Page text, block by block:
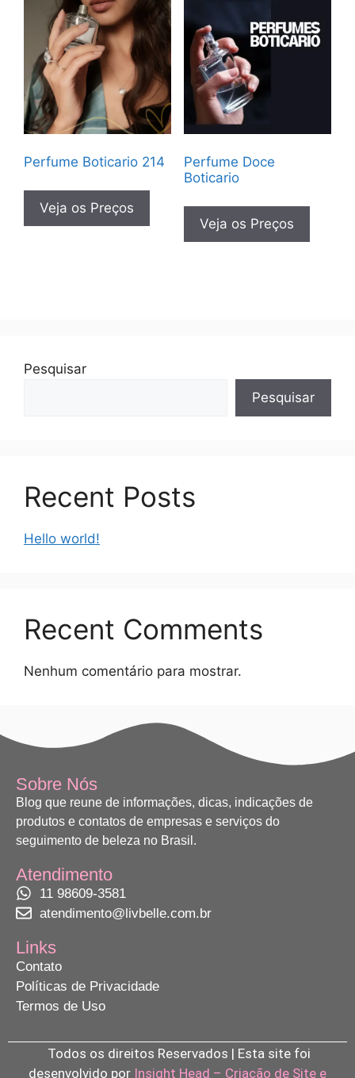
Perfume Boticario 214
Veja os Preços
Perfume Doce
Boticario
Veja os Preços
Pesquisar
Pesquisar
Recent Posts
Hello world!
Recent Comments
Nenhum comentário para mostrar.
Sobre Nós
Blog que reune de informações, dicas, indicações de
produtos e contatos de empresas e serviços do
seguimento de beleza no Brasil.
Atendimento
11 98609-3581
atendimento@livbelle.com.br
Links
Contato
Políticas de Privacidade
Termos de Uso
Todos os direitos Reservados | Esta site foi
desenvolvido por Insight Head – Criação de Site e